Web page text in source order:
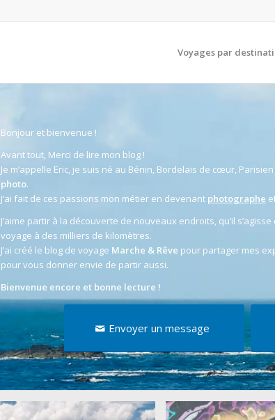
Voyages par
Bonjour et bienvenue !
Avant tout, Merci de lire mon blog !
Je m’appelle Eric, je suis né au Bénin, Bordelais de cœur,
photo.
J’ai fait de ces passions mon métier en devenant photographe
J’aime partir à la découverte de nouveaux endroits, qu’il
voyage à des milliers de kilomètres.
J’ai créé le blog de voyage Marche & Rêve pour partager mes
pour vous donner envie de partir aussi.
Bienvenue encore et bonne lecture !
Envoyer un message